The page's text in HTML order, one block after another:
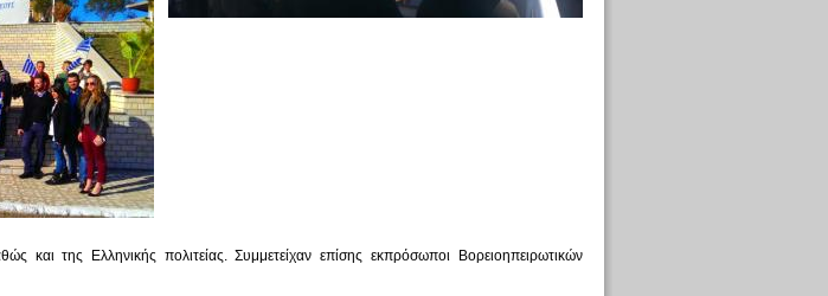
της Ελληνικής πολιτείας. Συμμετείχαν επίσης εκπρόσωποι Βορειοηπειρωτικών